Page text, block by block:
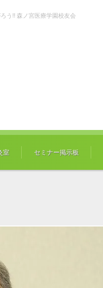
う!! 森ノ宮医療学園校友会
室 セミナー掲示板